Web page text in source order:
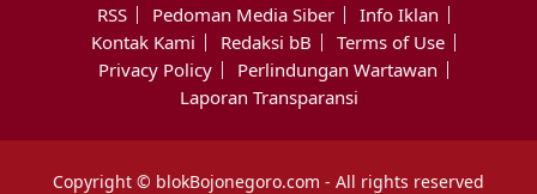
RSS Pedoman Media Siber
Info Iklan
Kontak Kami
Redaksi bB
Terms of Use
Privacy Policy
Perlindungan Wartawan
Laporan Transparansi
Copyright © blokBojonegoro.com - All rights reserved